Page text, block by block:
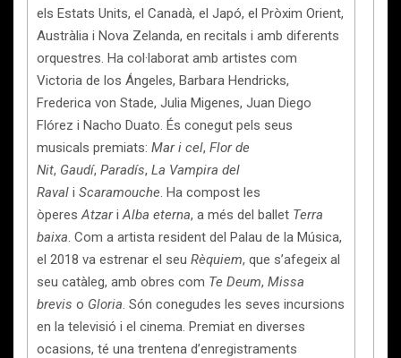
els Estats Units, el Canadà, el Japó, el Pròxim Orient,
Austràlia i Nova Zelanda, en recitals i amb diferents
orquestres. Ha col·laborat amb artistes com
Victoria de los Ángeles, Barbara Hendricks,
Frederica von Stade, Julia Migenes, Juan Diego
Flórez i Nacho Duato. És conegut pels seus
musicals premiats: Mar i cel, Flor de
Nit, Gaudí, Paradís, La Vampira del
Raval i Scaramouche. Ha compost les
òperesAtzariAlba eterna, a més del ballet Terra
baixa. Com a artista resident del Palau de la Música,
el 2018 va estrenar el seu Rèquiem, que s’afegeix al
seu catàleg, amb obres com Te Deum, Missa
brevis o Gloria. Són conegudes les seves incursions
en la televisió i el cinema. Premiat en diverses
ocasions, té una trentena d’enregistraments